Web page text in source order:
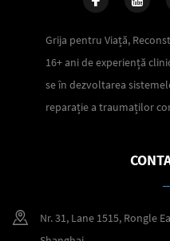
Grija pentru Viață,
16+ ani de experiență
se în dezvoltarea
reparație a traumaților
Nr. 31, Lane 1515, Rongle